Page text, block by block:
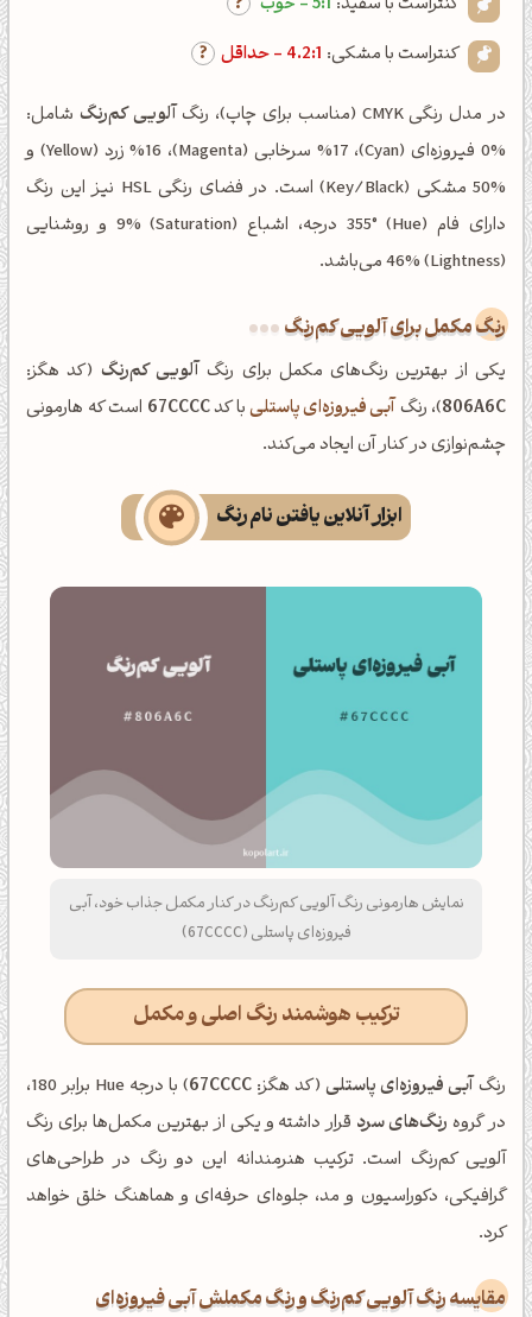
کنتراست با مشکی: 4.2:1 - حداقل
در مدل رنگی CMYK (مناسب برای چاپ)، رنگ آلویی کم‌رنگ شامل:
%0 فیروزه‌ای (Cyan)، %17 سرخابی (Magenta)، %16 زرد (Yellow) و
%50 مشکی (Key/Black) است. در فضای رنگی HSL نیز این رنگ
دارای فام (Hue) 355° درجه، اشباع (Saturation) 9% و روشنایی
(Lightness) 46% می‌باشد.
رنگ مکمل برای آلویی کم‌رنگ
یکی از بهترین رنگ‌های مکمل برای رنگ آلویی کم‌رنگ (کد هگز:
806A6C)، رنگ آبی فیروزه‌ای پاستلیبا کد67CCCC است که هارمونی
چشم‌نوازی در کنار آن ایجاد می‌کند.
ابزار آنلاین یافتن نام رنگ
نمایش هارمونی رنگ آلویی کم‌رنگ در کنار مکمل جذاب خود، آبی
فیروزه‌ای پاستلی (67CCCC)
ترکیب هوشمند رنگ اصلی و مکمل
رنگآبی فیروزه‌ای پاستلی (کد هگز: 67CCCC
) با درجه Hue برابر 180،
در گروه رنگ‌های سرد قرار داشته و یکی از بهترین مکمل‌ها برای رنگ
آلویی کم‌رنگ است. ترکیب هنرمندانه این دو رنگ در طراحی‌های
گرافیکی، دکوراسیون و مد، جلوه‌ای حرفه‌ای و هماهنگ خلق خواهد
کرد.
‌مقایسه رنگ آلویی کم‌رنگ و رنگ مکملش آبی فیروزه‌ای